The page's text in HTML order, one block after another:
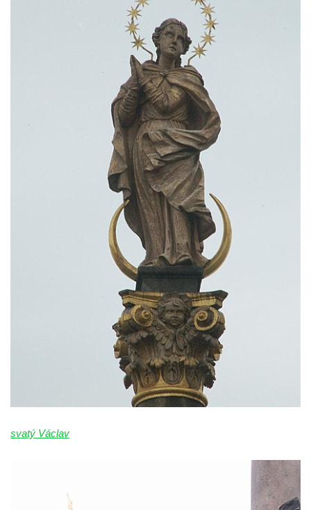
Sloup Panny Marie v Bochově
Sloup Panny Marie ve Stráži pod Ralskem
Sloup Panny Marie v Doksech
Sloup se sochami sv. Jana Nepomuckého,
sv. Karla Boromejského a sv. Alžběty
Durynské v Mostě
Sloup se sochami sv. Jana Nepomuckého,
sv. Vojtěcha a sv. Václava v Mostě
Sloup Nejsvětější Trojice v Dubé
Sloup Nejsvětější Trojice v Dubé-Novém
Sloup svatého Floriána na nádvoří hradu
Sloup Panny Marie Bolestné v Brtníkách
Socha sv. Václava u kostela Nanebevzetí
Panny Marie v Žatci
Socha svaté Afry u kostela Nanebevzetí
Panny Marie v Žatci
Socha sv. Maří Magdaleny u kostela
Nanebevzetí Panny Marie v Žatci
Panny Marie v Žatci
Socha sv. Pavla u kostela Nanebevzetí
svatý Václav